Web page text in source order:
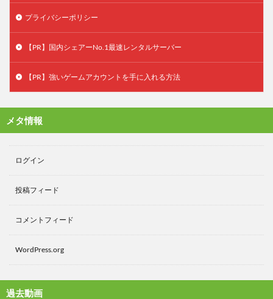
プライバシーポリシー
【PR】国内シェアーNo.1最速レンタルサーバー
【PR】強いゲームアカウントを手に入れる方法
メタ情報
ログイン
投稿フィード
コメントフィード
WordPress.org
過去動画